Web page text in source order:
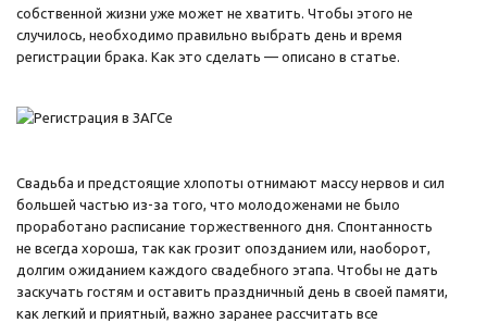
собственной жизни уже может не хватить. Чтобы этого не
случилось, необходимо правильно выбрать день и время
регистрации брака. Как это сделать — описано в статье.
Свадьба и предстоящие хлопоты отнимают массу нервов и сил
большей частью из-за того, что молодоженами не было
проработано расписание торжественного дня. Спонтанность
не всегда хороша, так как грозит опозданием или, наоборот,
долгим ожиданием каждого свадебного этапа. Чтобы не дать
заскучать гостям и оставить праздничный день в своей памяти,
как легкий и приятный, важно заранее рассчитать все